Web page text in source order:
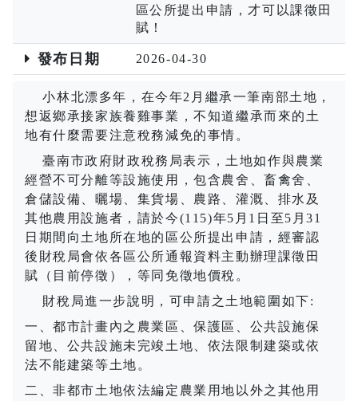
區公所提出申請，才可以課徵田
賦！
發布日期 2026-04-30
小林北漂多年，在今年2月繼承一筆南部土地，
想返鄉承接家族養雞事業，不知道繼承而來的土
地有什麼需要注意稅務減免的事情。
臺南市政府財政稅務局表示，土地如作與農業
經營不可分離等設施使用，包含農舍、畜禽舍、
倉儲設備、曬場、集貨場、農路、灌溉、排水及
其他農用設施者，請於今(115)年5 月 1 日至5 月31
日期間向土地所在地的區公所提出申請，經審認
後財稅局會依各區公所通報資料主動辦理課徵田
賦（目前停徵），等同免徵地價稅。
財稅局進一步說明，可申請之土地範圍如下:
一、都市計畫內之農業區、保護區、公共設施保
留地、公共設施未完竣土地、依法限制建築或依
法不能建築等土地。
二、非都市土地依法編定農業用地以外之其他用